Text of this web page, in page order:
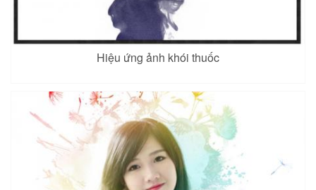
Hiệu ứng ảnh khói thuốc